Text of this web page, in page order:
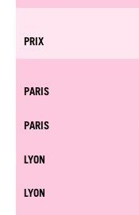
PRIX
PARIS
PARIS
LYON
LYON